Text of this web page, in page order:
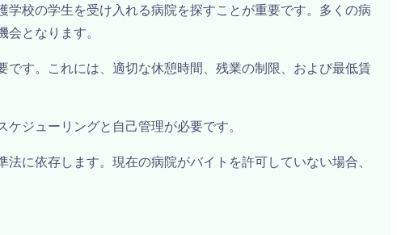
校の学生を受け入れる病院を探すことが重要です。多くの病
となります。
す。これには、適切な休憩時間、残業の制限、および最低賃
ジューリングと自己管理が必要です。
に依存します。現在の病院がバイトを許可していない場合、